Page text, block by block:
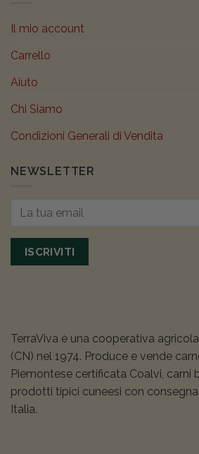
Il mio account
Carrello
Aiuto
Chi Siamo
Condizioni Generali di Vendita
NEWSLETTER
ISCRIVITI
TerraViva è una cooperativa
(CN) nel 1974. Produce e vende
Piemontese certificata Coalvi, carni
prodotti tipici cuneesi con
Italia.